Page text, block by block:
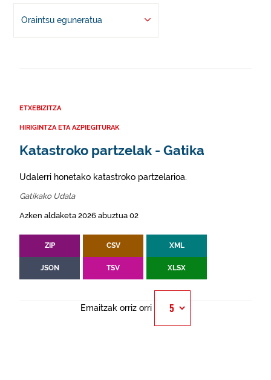
Oraintsu eguneratua
ETXEBIZITZA
HIRIGINTZA ETA AZPIEGITURAK
Katastroko partzelak - Gatika
Udalerri honetako katastroko partzelarioa.
Gatikako Udala
Azken aldaketa 2026 abuztua 02
ZIP CSV XML
JSON TSV XLSX
Emaitzak orriz orri